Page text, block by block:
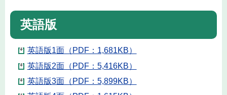
英語版
英語版1面（PDF：1,681KB）
英語版2面（PDF：5,416KB）
英語版3面（PDF：5,899KB）